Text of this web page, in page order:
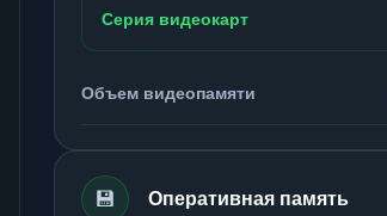
Серия видеокарт
Объем видеопамяти
💾 Оперативная память